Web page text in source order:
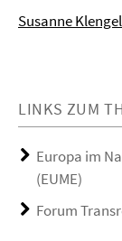
Susanne Klengel
LINKS ZUM
Europa im
(EUME)
Forum